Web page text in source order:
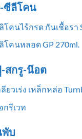
ซีลีโคน
โคนไร้กรด กันเชื้อรา
โคนหลอด GP 270ml.
สกรู-น๊อต
ลียวเร่ง เหล็กหล่อ
กรีเวท
บ